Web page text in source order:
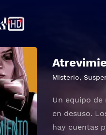
Misterio,
Un equipo
en desuso.
hay cuentas